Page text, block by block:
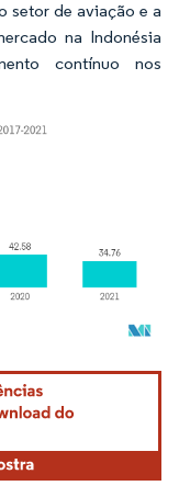
setor de aviação e a
na Indonésia
contínuo nos
conforme CC BY 4.0.